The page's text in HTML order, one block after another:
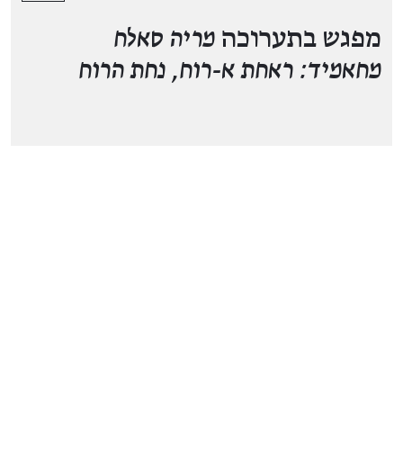
מפגש בתערוכה מריה סאלח
מחאמיד: ראחת א-רוח, נחת הרוח